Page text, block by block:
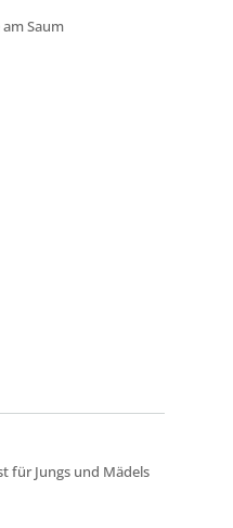
Saum
für Jungs und Mädels